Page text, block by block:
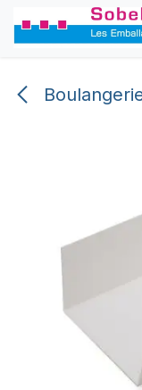
Se rendre au